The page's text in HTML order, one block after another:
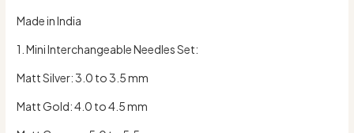
Made in India
1. Mini Interchangeable Needles Set:
Matt Silver: 3.0 to 3.5 mm
Matt Gold: 4.0 to 4.5 mm